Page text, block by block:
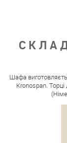
Шафа
Kronospan.